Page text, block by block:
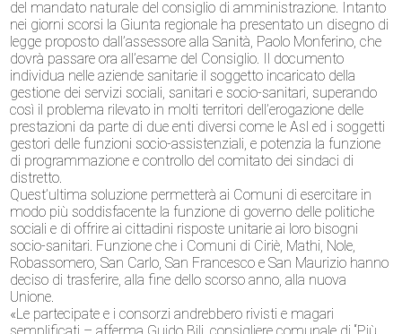
del mandato naturale del consiglio di amministrazione. Intanto
nei giorni scorsi la Giunta regionale ha presentato un disegno di
legge proposto dall’assessore alla Sanità, Paolo Monferino, che
dovrà passare ora all’esame del Consiglio. Il documento
individua nelle aziende sanitarie il soggetto incaricato della
gestione dei servizi sociali, sanitari e socio-sanitari, superando
così il problema rilevato in molti territori dell’erogazione delle
prestazioni da parte di due enti diversi come le Asl ed i soggetti
gestori delle funzioni socio-assistenziali, e potenzia la funzione
di programmazione e controllo del comitato dei sindaci di
distretto.
Quest’ultima soluzione permetterà ai Comuni di esercitare in
modo più soddisfacente la funzione di governo delle politiche
sociali e di offrire ai cittadini risposte unitarie ai loro bisogni
socio-sanitari. Funzione che i Comuni di Ciriè, Mathi, Nole,
Robassomero, San Carlo, San Francesco e San Maurizio hanno
deciso di trasferire, alla fine dello scorso anno, alla nuova
Unione.
«Le partecipate e i consorzi andrebbero rivisti e magari